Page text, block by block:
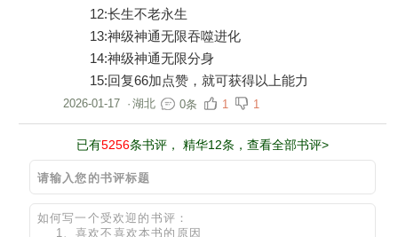
12:长生不老永生
13:神级神通无限吞噬进化
14:神级神通无限分身
15:回复66加点赞，就可获得以上能力
2026-01-17 · 湖北 0条 1 1
已有5256条书评， 精华12条，查看全部书评>